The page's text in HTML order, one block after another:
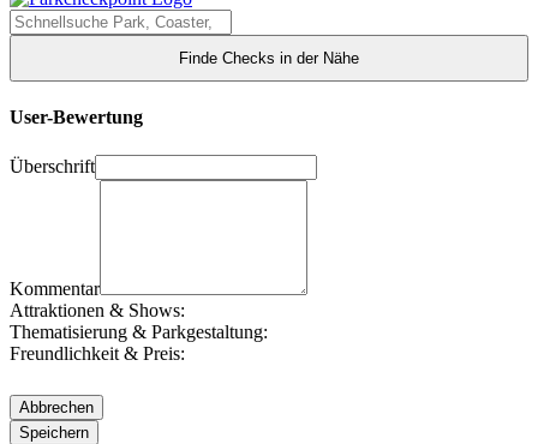
Finde Checks in der Nähe
User-Bewertung
Überschrift
Kommentar
Attraktionen & Shows:
Thematisierung & Parkgestaltung:
Freundlichkeit & Preis: